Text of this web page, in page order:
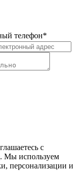
телефон*
с
. Мы используем
персонализации и